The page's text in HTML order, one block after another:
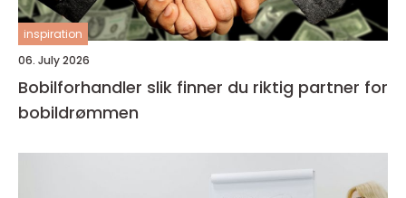
inspiration
06. July 2026
Bobilforhandler slik finner du riktig partner for
bobildrømmen